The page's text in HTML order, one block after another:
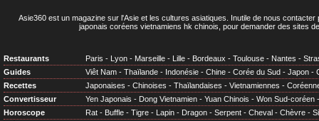
Asie360 est un magazine sur l'Asie et les cultures asiatiques . Inutile de nous
japonais coréens vietnamiens hk chinois, pour demander des sites
Restaurants Paris - Lyon - Marseille - Lille - Bordeaux - Toulouse - Nantes -
Guides
Viêt Nam - Thaïlande - Indonésie - Chine - Corée du Sud - Japon -
Recettes
Japonaises - Chinoises - Thaïlandaises - Vietnamiennes -
Convertisseur
Yen Japonais - Dong Vietnamien - Yuan Chinois - Won Sud-coréen
Horoscope
Rat - Buffle - Tigre - Lapin - Dragon - Serpent - Cheval - Chèvre -